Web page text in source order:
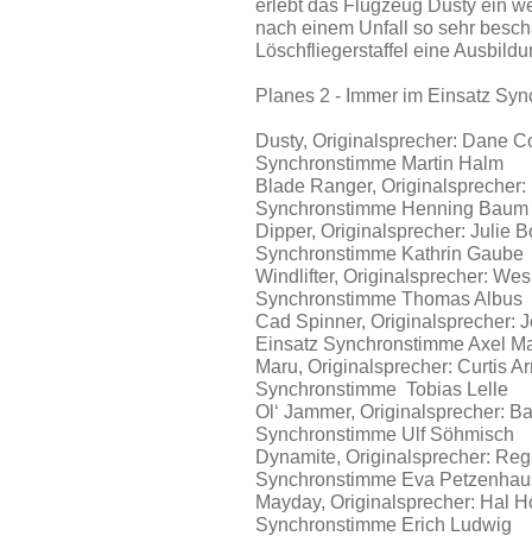
erlebt das Flugzeug Dusty ein
nach einem Unfall so sehr
Löschfliegerstaffel eine
Planes 2 - Immer im Einsatz
Dusty, Originalsprecher: Dane
Synchronstimme Martin Halm
Blade Ranger,
Synchronstimme Henning Baum
Dipper, Originalsprecher: Julie
Synchronstimme Kathrin Gaube
Windlifter, Originalsprecher:
Synchronstimme Thomas Albus
Cad Spinner, Originalsprecher:
Einsatz Synchronstimme Axel
Maru, Originalsprecher: Curtis
Synchronstimme Tobias Lelle
Ol‘ Jammer, Originalsprecher:
Synchronstimme Ulf Söhmisch
Dynamite, Originalsprecher:
Synchronstimme Eva
Mayday, Originalsprecher: Hal
Synchronstimme Erich Ludwig